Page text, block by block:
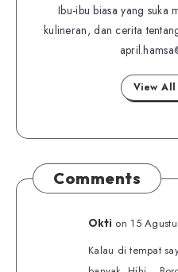
on
me
on
Facebook
Ibu-ibu biasa yang suka
kulineran, dan cerita
View
Comments
Okti on 15
Kalau di tempat